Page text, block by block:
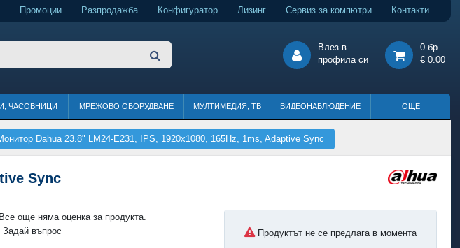
Промоции Разпродажба Конфигуратор Лизинг Сервиз за компютри Контакти
Влез в
профила си
0 бр.
€ 0.00
ЧАСОВНИЦИ МРЕЖОВО ОБОРУДВАНЕ МУЛТИМЕДИЯ, ТВ ВИДЕОНАБЛЮДЕНИЕ ОЩЕ
Dahua 23.8" LM24-E231, IPS, 1920x1080, 165Hz, 1ms, Adaptive Sync
Sync
Все още няма оценка за продукта.
Задай въпрос Продуктът не се предлага в момента